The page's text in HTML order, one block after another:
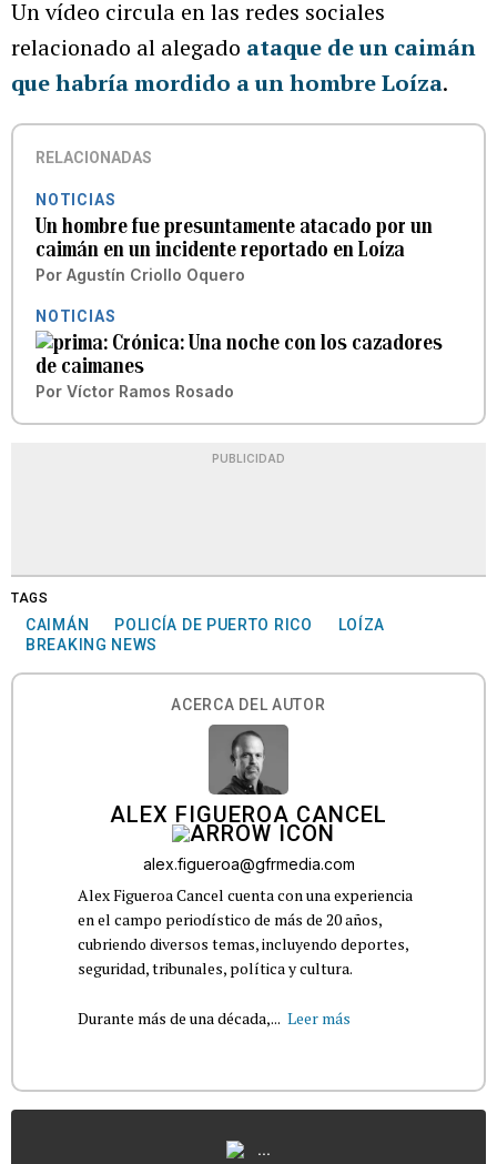
Un vídeo circula en las redes sociales
relacionado al alegado ataque de un caimán
que habría mordido a un hombre Loíza.
RELACIONADAS
NOTICIAS
Un hombre fue presuntamente atacado por un
caimán en un incidente reportado en Loíza
Por Agustín Criollo Oquero
NOTICIAS
Crónica: Una noche con los cazadores
de caimanes
Por Víctor Ramos Rosado
PUBLICIDAD
TAGS
CAIMÁN POLICÍA DE PUERTO RICO
LOÍZA
BREAKING NEWS
ACERCA DEL AUTOR
ALEX FIGUEROA CANCEL
alex.figueroa@gfrmedia.com
Alex Figueroa Cancel cuenta con una experiencia
en el campo periodístico de más de 20 años,
cubriendo diversos temas, incluyendo deportes,
seguridad, tribunales, política y cultura.
Durante más de una década,... Leer más
...